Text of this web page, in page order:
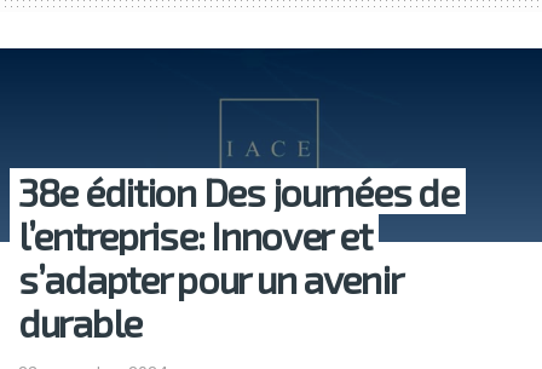
38e édition Des journées de
l’entreprise: Innover et
s’adapter pour un avenir
durable